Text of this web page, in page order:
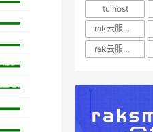
tuihost
rak云服务器价格
rak云服务器评测